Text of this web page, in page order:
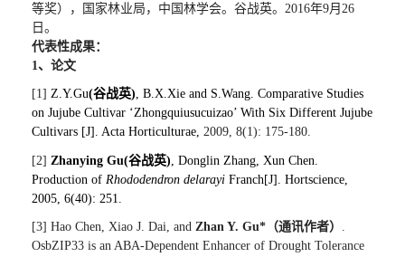
等奖），国家林业局，中国林学会。谷战英。 2016年9月 26
日。
代表性成果：
1 、论文
[1] Z.Y.Gu(谷战英), B.X.Xie and S.Wang. Comparative Studies
on Jujube Cultivar ‘Zhongquiusucuizao’ With Six Different Jujube
Cultivars [J]. Acta Horticulturae, 2009, 8(1): 175-180.
[2] Zhanying Gu(谷战英) , Donglin Zhang, Xun Chen.
Production of Rhododendron delarayi Franch[J]. Hortscience,
2005, 6(40): 251.
[3] Hao Chen, Xiao J. Dai, and Zhan Y. Gu* （通讯作者） .
OsbZIP33 is an ABA-Dependent Enhancer of Drought Tolerance